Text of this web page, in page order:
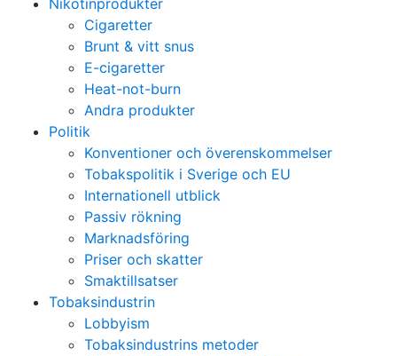
Nikotinprodukter
Cigaretter
Brunt & vitt snus
E-cigaretter
Heat-not-burn
Andra produkter
Politik
Konventioner och överenskommelser
Tobakspolitik i Sverige och EU
Internationell utblick
Passiv rökning
Marknadsföring
Priser och skatter
Smaktillsatser
Tobaksindustrin
Lobbyism
Tobaksindustrins metoder